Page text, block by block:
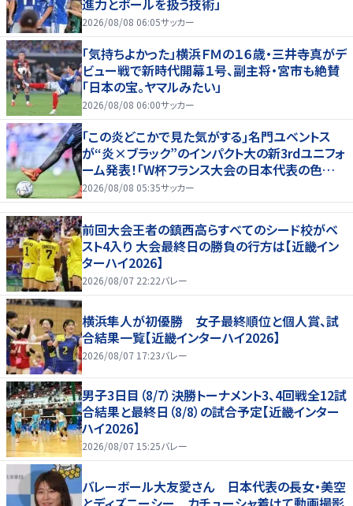
進力とボールを扱う技術」
2026/08/08 06:05サッカー
「気持ちよかった」横浜ＦＭの１６歳・三井寺真がデ
ビュー戦で新時代開幕１号、副主将・宮市も絶賛
「日本の宝。ヤマルみたい」
2026/08/08 06:00サッカー
｢この炎どこかで見た気がする｣名門ユベントス
が“炎×ブラック”のインパクト大の新3rdユニフォ
ーム発表！｢W杯フランス大会の日本代表の色違
いを感じさせる｣
2026/08/08 05:35サッカー
前回大会王者の鎮西高らすべてのシード校がベ
スト4入り 大会最終日の勝負の行方は【近畿イン
ターハイ2026】
2026/08/07 22:22バレー
横浜隼人が初優勝 女子最終順位と個人賞、試
合結果一覧【近畿インターハイ2026】
2026/08/07 17:23バレー
男子3日目（8/7）決勝トーナメント3、4回戦全12試
合結果と最終日（8/8）の試合予定【近畿インター
ハイ2026】
2026/08/07 15:25バレー
バレーボール大友愛さん 日本代表の長女・美空